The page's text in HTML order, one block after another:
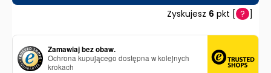
Zyskujesz 6 pkt [ ? ]
Zamawiaj bez obaw.
Ochrona kupującego dostępna w kolejnych
krokach